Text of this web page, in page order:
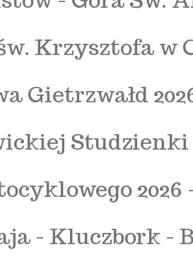
Krzysztofa w
Gietrzwałd
Studzienki
2026
- Kluczbork -